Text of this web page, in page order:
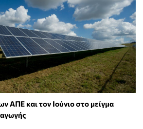
ΑΠΕ και τον Ιούνιο στο μείγμα